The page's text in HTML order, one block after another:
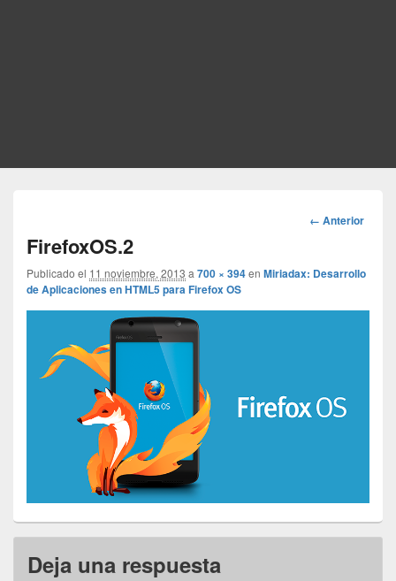
Navegador
← Anterior
FirefoxOS.2
Publicado el 11 noviembre, 2013 a 700 × 394en Miriadax: Desarrollo
de Aplicaciones en HTML5 para Firefox OS
Deja una respuesta